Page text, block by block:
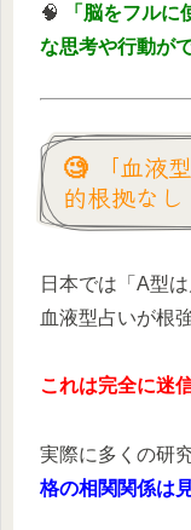
🧠
「脳をフル
な思考や行動が
🧐 「血液
的根拠なし
日本では「A型
血液型占いが根
これは完全に迷
実際に多くの研
格の相関関係は